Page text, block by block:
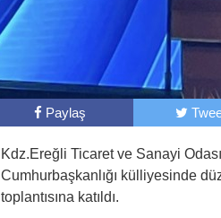
Paylaş
Kdz.Ereğli Ticaret ve Sanayi
Cumhurbaşkanlığı külliyesinde
toplantısına katıldı.